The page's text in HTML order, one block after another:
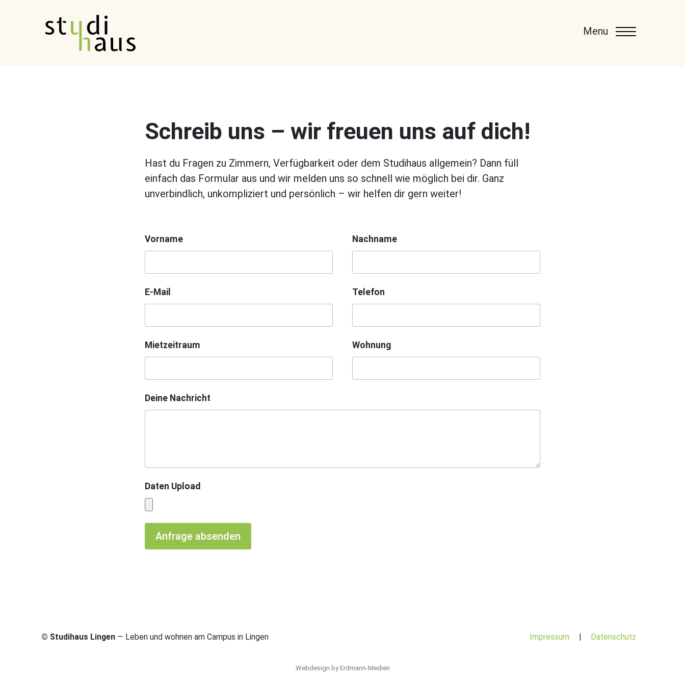
Menu
Schreib uns – wir freuen uns auf dich!
Hast du Fragen zu Zimmern, Verfügbarkeit oder dem Studihaus allgemein? Dann füll
einfach das Formular aus und wir melden uns so schnell wie möglich bei dir. Ganz
unverbindlich, unkompliziert und persönlich – wir helfen dir gern weiter!
Vorname Nachname
E-Mail Telefon
Mietzeitraum Wohnung
Deine Nachricht
Daten Upload
Anfrage absenden
© Studihaus Lingen— Leben und wohnen am Campus in Lingen Impressum | Datenschutz
Webdesign byErdmann-Medien